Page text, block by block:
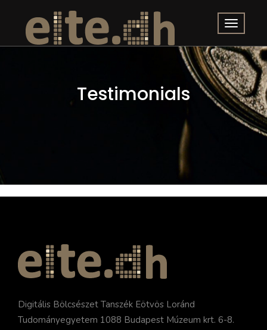
Testimonials
Digitális Bölcsészet Tanszék Eötvös Loránd
Tudományegyetem 1088 Budapest Múzeum krt. 6-8.